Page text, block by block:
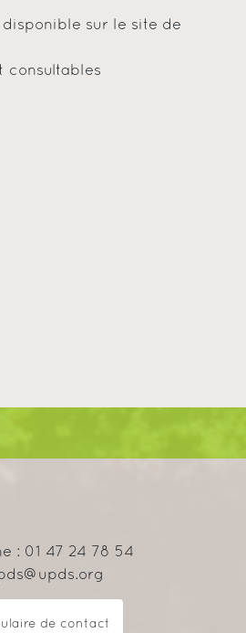
disponible sur le site de
consultables
: 01 47 24 78 54
de contact